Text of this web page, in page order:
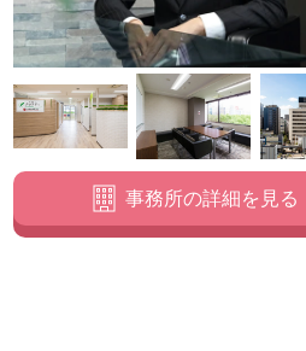
事務所の詳細を見る